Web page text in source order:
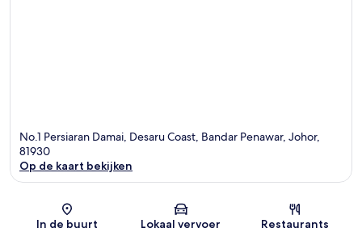
No.1 Persiaran Damai, Desaru Coast, Bandar Penawar, Johor,
81930
Op de kaart bekijken
In de buurt Lokaal vervoer Restaurants